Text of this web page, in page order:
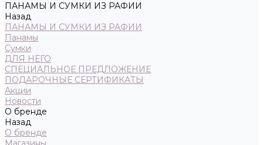
ПАНАМЫ И СУМКИ ИЗ РАФИИ
Назад
ПАНАМЫ И СУМКИ ИЗ РАФИИ
Панамы
Сумки
ДЛЯ НЕГО
СПЕЦИАЛЬНОЕ ПРЕДЛОЖЕНИЕ
ПОДАРОЧНЫЕ СЕРТИФИКАТЫ
Акции
Новости
О бренде
Назад
О бренде